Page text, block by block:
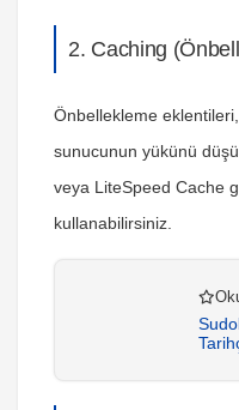
2. Caching
Önbellekleme
sunucunun yükünü
veya LiteSpeed Cache
kullanabilirsiniz.